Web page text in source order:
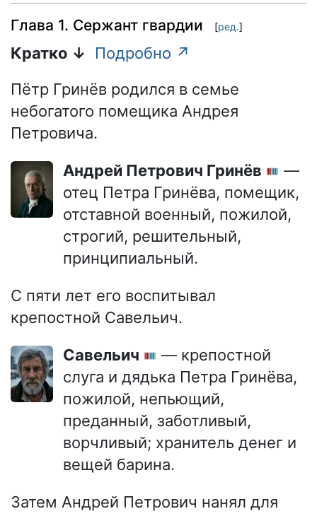
Глава 1. Сержант гвардии [ред.]
Кратко ↓
Подробно ↗
Пётр Гринёв родился в семье
небогатого помещика Андрея
Петровича.
Андрей Петрович Гринёв
—
отец Петра Гринёва, помещик,
отставной военный, пожилой,
строгий, решительный,
принципиальный.
С пяти лет его воспитывал
крепостной Савельич.
Савельич
— крепостной
слуга и дядька Петра Гринёва,
пожилой, непьющий,
преданный, заботливый,
ворчливый; хранитель денег и
вещей барина.
Затем Андрей Петрович нанял для